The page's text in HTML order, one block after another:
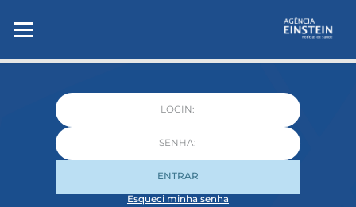
ENTRAR
Esqueci minha senha